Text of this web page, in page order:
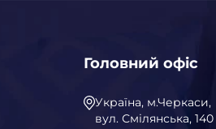
Головний офіс
Україна, м.Черкаси,
вул. Смілянська, 140